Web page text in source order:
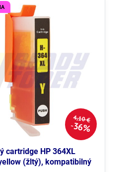
4,10 €
36%
cartridge HP 364XL
(žltý), kompatibilný